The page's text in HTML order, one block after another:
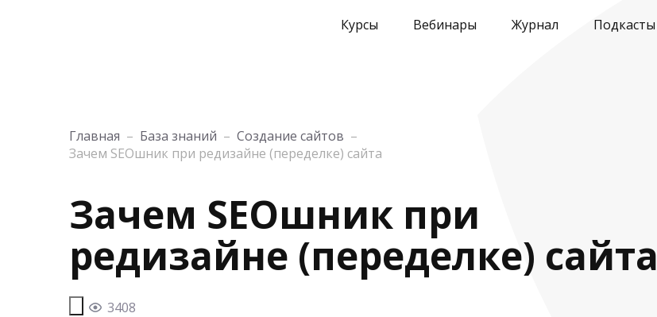
Курсы Вебинары Журнал Подкасты
Главная – База знаний – Создание сайтов –
Зачем SEOшник при редизайне (переделке) сайта
Зачем SEOшник при
редизайне (переделке) сайта
3408